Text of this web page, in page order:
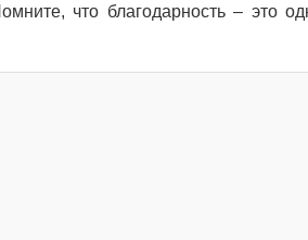
что благодарность – это